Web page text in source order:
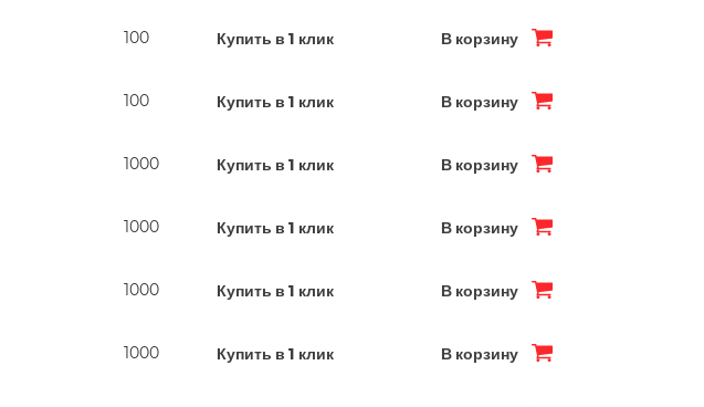
100 Купить в 1 клик В корзину
100 Купить в 1 клик В корзину
1000 Купить в 1 клик В корзину
1000 Купить в 1 клик В корзину
1000 Купить в 1 клик В корзину
1000 Купить в 1 клик В корзину